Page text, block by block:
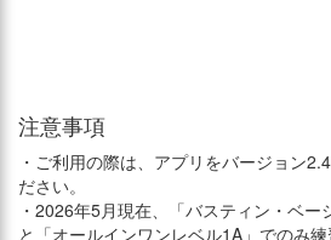
注意事項
・ご利用の際は、アプリをバージョン
ださい。
・2026年5月現在、「バスティン・ベー
と「オールインワンレベル1A」でのみ